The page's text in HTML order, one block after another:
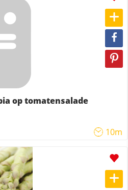
op tomatensalade
10m